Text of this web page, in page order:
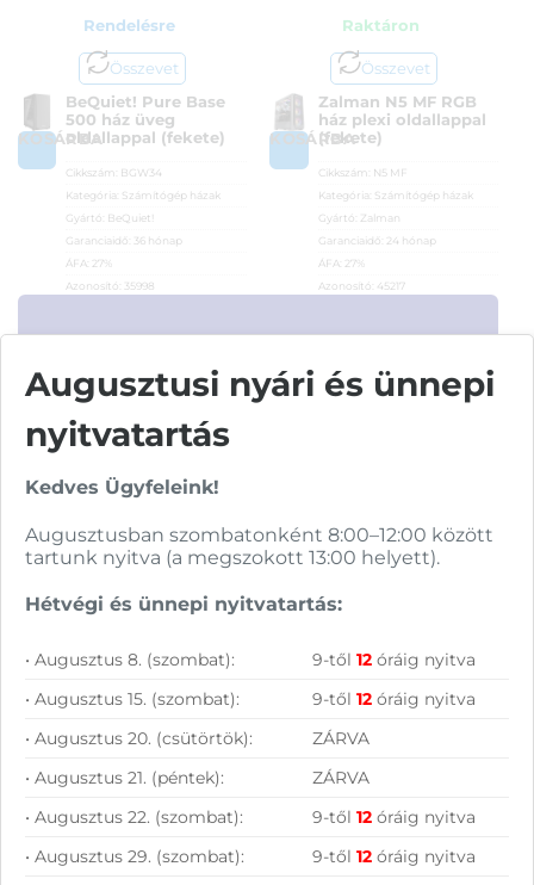
Rendelésre
Összevet
KOSÁRBA
BeQuiet! Pure Base
500 ház üveg
oldallappal (fekete)
Cikkszám: BGW34
Kategória: Számítógép házak
Gyártó: BeQuiet!
Garanciaidő:
36 hónap
ÁFA:
27%
Azonosító:
35998
Raktáron
Összevet
KOSÁRBA
Zalman N5 MF RGB
ház plexi oldallappal
(fekete)
Cikkszám: N5 MF
Kategória: Számítógép házak
Gyártó: Zalman
Garanciaidő:
24 hónap
ÁFA:
27%
Azonosító: 45217
Feliratkozás hírlevélre
Segítünk megtalálni a számodra legjobb
tanulásról vagy szórakozásról!
maximumot a tech-világ
Hírlevelünkről bármikor leiratkozhatsz.
Elfogadom azÁSZF
-ben található
adatkezelési tájékoztatót.
Augusztusi nyári és ünnepi
nyitvatartás
Kedves Ügyfeleink!
Augusztusban szombatonként 8:00–12:00 között
tartunk nyitva (a megszokott 13:00 helyett).
Hétvégi és ünnepi nyitvatartás:
• Augusztus 8. (szombat): 9-től12 óráig nyitva
• Augusztus 15. (szombat):
9-től12 óráig nyitva
• Augusztus 20. (csütörtök):
ZÁRVA
• Augusztus 21. (péntek):
ZÁRVA
• Augusztus 22. (szombat):
9-től12 óráig nyitva
• Augusztus 29. (szombat):
9-től12 óráig nyitva